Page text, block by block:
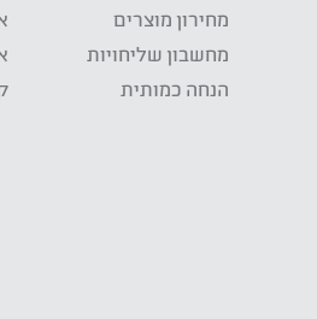
מחירון מוצרים
מחשבון שליחויות
הנחה כמותית